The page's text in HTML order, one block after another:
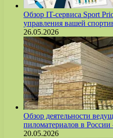
Обзор IT-сервиса Sport
управления вашей
26.05.2026
Обзор деятельности
пиломатериалов в
20.05.2026